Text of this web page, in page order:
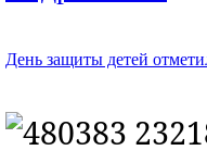
День защиты детей